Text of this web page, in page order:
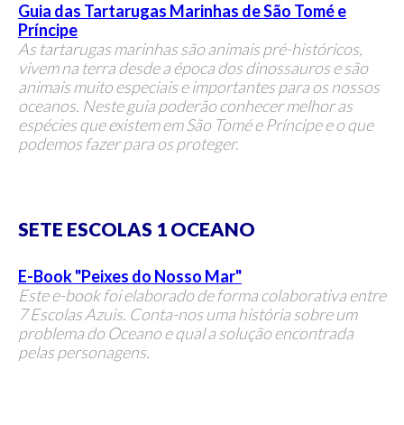
Guia das Tartarugas Marinhas de São Tomé e
Príncipe
As tartarugas marinhas são animais pré-históricos,
vivem na terra desde a época dos dinossauros e são
animais muito especiais e importantes para os nossos
oceanos. Neste guia poderão conhecer melhor as
espécies que existem em São Tomé e Príncipe e o que
podemos fazer para os proteger.
SETE ESCOLAS 1 OCEANO
E-Book "Peixes do Nosso Mar"
Este e-book foi elaborado de forma colaborativa entre
7 Escolas Azuis. Conta-nos uma história sobre um
problema do Oceano e qual a solução encontrada
pelas personagens.